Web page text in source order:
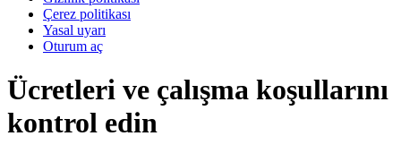
Çerez politikası
Yasal uyarı
Oturum aç
Ücretleri ve çalışma koşullarını
kontrol edin